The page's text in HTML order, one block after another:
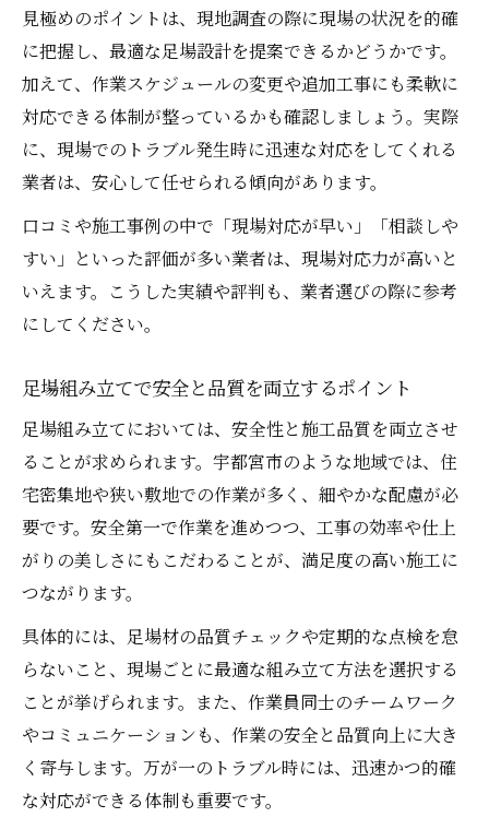
見極めのポイントは、現地調査の際に現場の状況を的確
に把握し、最適な足場設計を提案できるかどうかです。
加えて、作業スケジュールの変更や追加工事にも柔軟に
対応できる体制が整っているかも確認しましょう。実際
に、現場でのトラブル発生時に迅速な対応をしてくれる
業者は、安心して任せられる傾向があります。
口コミや施工事例の中で「現場対応が早い」「相談しや
すい」といった評価が多い業者は、現場対応力が高いと
いえます。こうした実績や評判も、業者選びの際に参考
にしてください。
足場組み立てで安全と品質を両立するポイント
足場組み立てにおいては、安全性と施工品質を両立させ
ることが求められます。宇都宮市のような地域では、住
宅密集地や狭い敷地での作業が多く、細やかな配慮が必
要です。安全第一で作業を進めつつ、工事の効率や仕上
がりの美しさにもこだわることが、満足度の高い施工に
つながります。
具体的には、足場材の品質チェックや定期的な点検を怠
らないこと、現場ごとに最適な組み立て方法を選択する
ことが挙げられます。また、作業員同士のチームワーク
やコミュニケーションも、作業の安全と品質向上に大き
く寄与します。万が一のトラブル時には、迅速かつ的確
な対応ができる体制も重要です。